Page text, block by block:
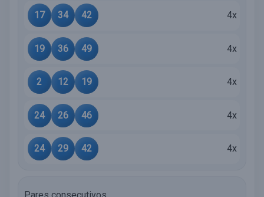
17 34 42 4x
19 36 49 4x
2 12 19 4x
24 26 46 4x
24 29 42 4x
Pares consecutivos